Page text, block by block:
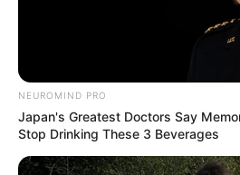
Залишити
Щоб відправити коментар вам
авторизуватись.
NEUROMIND PRO
Japan's Greatest Doctors Say
Stop Drinking These 3 Beverages